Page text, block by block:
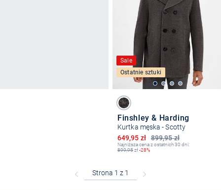
Sale
Ostatnie sztuki
Finshley & Harding
Kurtka męska - Scotty
899,95 zł
Obniżona cena
649,95 zł
Najniższa cena z ostatnich 30 dni:
899,95zł-28%
Bezpłatna dostawa z Friends